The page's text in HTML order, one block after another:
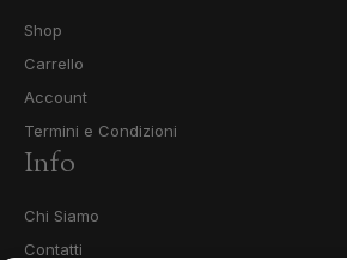
Shop
Carrello
Account
Termini e Condizioni
Info
Chi Siamo
Contatti